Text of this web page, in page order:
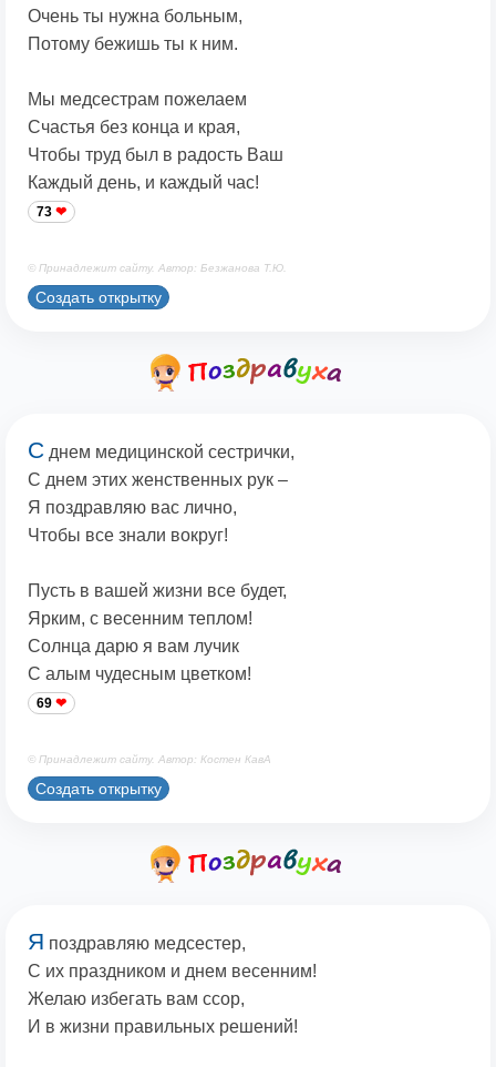
Очень ты нужна больным,
Потому бежишь ты к ним.
Мы медсестрам пожелаем
Счастья без конца и края,
Чтобы труд был в радость Ваш
Каждый день, и каждый час!
73
© Принадлежит сайту. Автор: Безжанова Т.Ю.
Создать открытку
С днем медицинской сестрички,
С днем этих женственных рук –
Я поздравляю вас лично,
Чтобы все знали вокруг!
Пусть в вашей жизни все будет,
Ярким, с весенним теплом!
Солнца дарю я вам лучик
С алым чудесным цветком!
69
© Принадлежит сайту. Автор: Костен КавА
Создать открытку
Я поздравляю медсестер,
С их праздником и днем весенним!
Желаю избегать вам ссор,
И в жизни правильных решений!